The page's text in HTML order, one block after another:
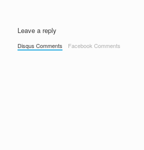
Leave a reply
Disqus Comments Facebook Comments